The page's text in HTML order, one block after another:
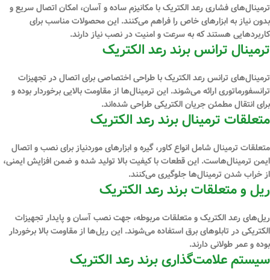
ترمینال‌های فشاری رعد الکتریک با مکانیزم ساده و آسان، امکان اتصال سریع و
بدون نیاز به ابزارهای خاص را فراهم می‌کنند. این محصولات مناسب برای
کاربردهایی هستند که به سرعت و امنیت در نصب نیاز دارند.
ترمینال ترانس برند رعد الکتریک
ترمینال‌های ترانس رعد الکتریک با طراحی اختصاصی برای اتصال در تجهیزات
ترانسفورماتوری ارائه می‌شوند. این ترمینال‌ها از مقاومت بالایی برخوردار بوده و
برای انتقال مطمئن جریان الکتریکی طراحی شده‌اند.
متعلقات ترمینال برند رعد الکتریک
متعلقات ترمینال شامل انواع کاور، گیره و ابزارهای موردنیاز برای نصب و اتصال
ایمن ترمینال‌هاست. این قطعات با کیفیت بالا تولید شده و ضمن افزایش ایمنی،
از خراب شدن ترمینال‌ها جلوگیری می‌کنند.
ریل و متعلقات برند رعد الکتریک
ریل‌های رعد الکتریک و متعلقات مربوطه، جهت نصب آسان و پایدار تجهیزات
الکتریکی در تابلوهای برق استفاده می‌شوند. این ریل‌ها از مقاومت بالا برخوردار
بوده و عمر طولانی دارند.
سیستم علامت‌گذاری برند رعد الکتریک